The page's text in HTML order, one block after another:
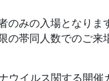
のみの入場となりま
の帯同人数でのご来
ウイルス関する開催